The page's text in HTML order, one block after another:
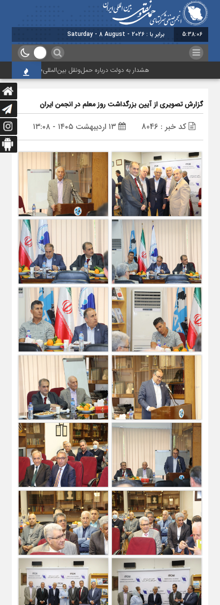
5:38:07 برابر با : Saturday - 8 August - 2026
هشدار به دولت درباره حمل‌ونقل بین‌المللی؛ شرکت‌ها زیر فشار
گزارش تصویری از آیین بزرگداشت روز معلم در انجمن ایران
کد خبر : 8046